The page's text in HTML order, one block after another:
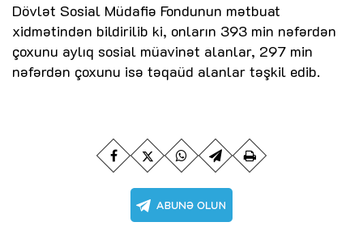
Dövlət Sosial Müdafiə Fondunun mətbuat
xidmətindən bildirilib ki, onların 393 min nəfərdən
çoxunu aylıq sosial müavinət alanlar, 297 min
nəfərdən çoxunu isə təqaüd alanlar təşkil edib.